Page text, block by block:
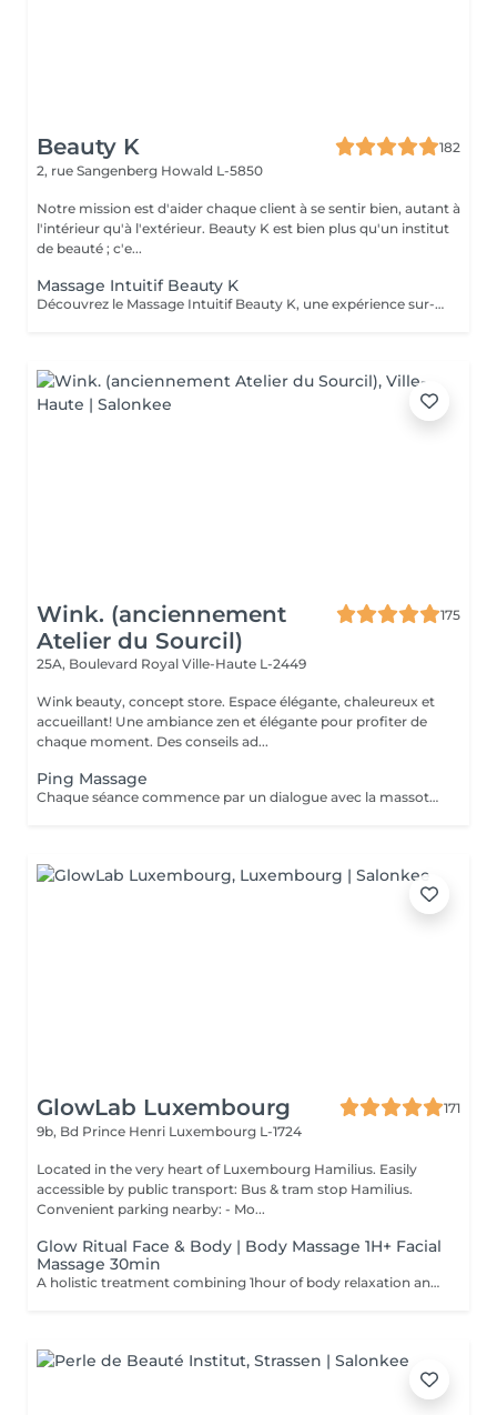
Beauty K
182
2, rue Sangenberg Howald L-5850
Notre mission est d'aider chaque client à se sentir bien, autant à
l'intérieur qu'à l'extérieur. Beauty K est bien plus qu'un institut
de beauté ; c'e...
Massage Intuitif Beauty K
Découvrez le Massage Intuitif Beauty K, une expérience sur-mesure où nos praticiennes se connectent profondément à votre corps pour vous offrir une séance personnalisée et apaisante. Formées à diverses techniques, elles vous guideront dans un voyage sensoriel unique, adapté à vos besoins. Choisissez votre praticienne selon votre intuition, et laissez-vous emporter par ce massage exclusif dans notre espace de sérénité. Dès votre arrivée, vous serez enveloppé dans une ambiance chaleureuse et relaxante, avec lumière tamisée et arômes délicats, parfaits pour la détente totale. Le massage commence par des effleurages doux, préparant le corps à un modelage plus profond, libérant les tensions et stimulant la circulation.
Wink. (anciennement
Atelier du Sourcil)
175
25A, Boulevard Royal Ville-Haute L-2449
Wink beauty, concept store. Espace élégante, chaleureux et
accueillant! Une ambiance zen et élégante pour profiter de
chaque moment. Des conseils ad...
Ping Massage
Chaque séance commence par un dialogue avec la massothérapeute, pour comprendre vos besoins et créer une séance sur-mesure.
GlowLab Luxembourg
171
9b, Bd Prince Henri Luxembourg L-1724
Located in the very heart of Luxembourg Hamilius. Easily
accessible by public transport: Bus & tram stop Hamilius.
Convenient parking nearby: - Mo...
Glow Ritual Face & Body | Body Massage 1H+ Facial
Massage 30min
A holistic treatment combining 1hour of body relaxation and 30min of facial massage for complete rejuvenation. Why clients choose it: - Full relaxation - Skin + body experience - Signature SPA feeling